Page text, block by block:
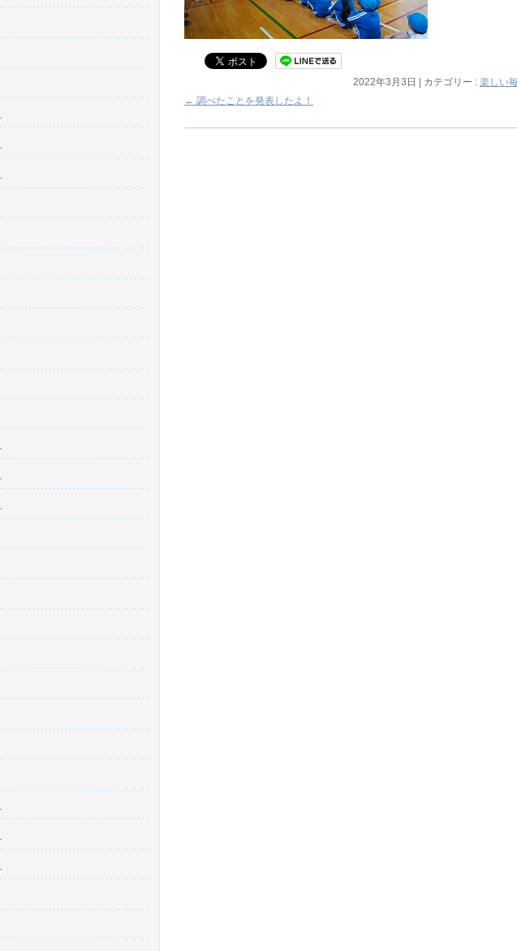
2022年3月3日 | カテゴリー : 楽しい
← 調べたことを発表したよ！